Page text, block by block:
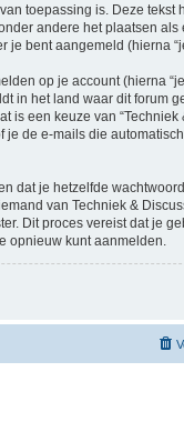
toepassing is. Deze tekst
andere het plaatsen
je bent aangemeld (hierna
op je account (hierna
in het land waar dit forum
een keuze van “Techniek
de e-mails die
dat je hetzelfde
van Techniek &
Dit proces vereist dat je
opnieuw kunt aanmelden.